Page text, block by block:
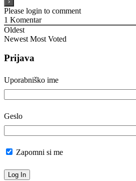
Please login to comment
1 Komentar
Oldest
Newest Most Voted
Prijava
Uporabniško ime
Geslo
Zapomni si me